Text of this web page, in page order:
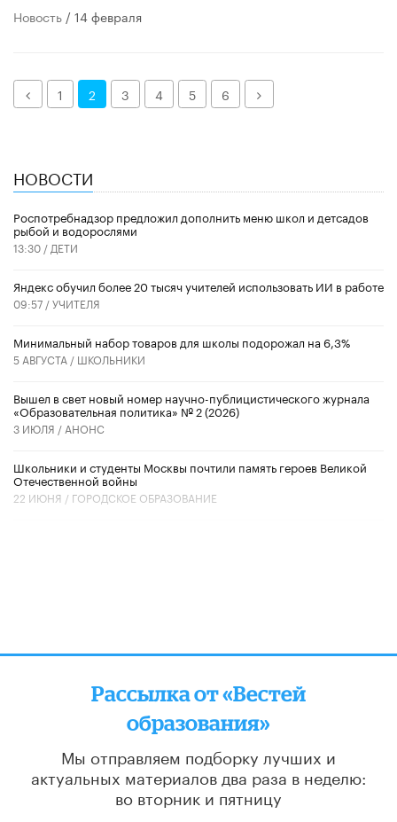
Новость / 14 февраля
Назад1 2 3 4 5 6 Далее
НОВОСТИ
Роспотребнадзор предложил дополнить меню школ и детсадов
рыбой и водорослями
13:30 / ДЕТИ
​Яндекс обучил более 20 тысяч учителей использовать ИИ в работе
09:57 /УЧИТЕЛЯ
Минимальный набор товаров для школы подорожал на 6,3%
5 АВГУСТА / ШКОЛЬНИКИ
Вышел в свет новый номер научно-публицистического журнала
«Образовательная политика» № 2 (2026)
3 ИЮЛЯ / АНОНС
Школьники и студенты Москвы почтили память героев Великой
Отечественной войны
22 ИЮНЯ / ГОРОДСКОЕ ОБРАЗОВАНИЕ
Рассылка от «Вестей
образования»
Мы отправляем подборку лучших и
актуальных материалов два раза в неделю:
во вторник и пятницу